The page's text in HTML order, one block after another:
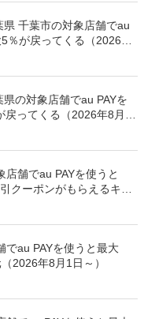
県 千葉市の対象店舗でau
％が戻ってくる（2026年
県の対象店舗でau PAYを
ってくる（2026年8月7
店舗でau PAYを使うと
クーポンがもらえるキャ
でau PAYを使うと最大
2026年8月1日～）